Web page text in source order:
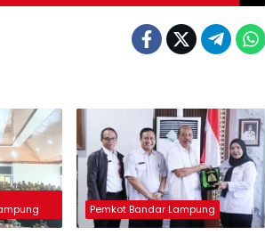
Pemkot Bandar Lampung